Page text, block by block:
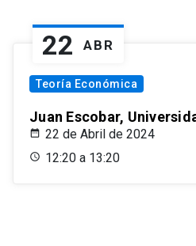
22 ABR
Teoría Económica
Juan Escobar,
22 de Abril de 2024
12:20 a 13:20